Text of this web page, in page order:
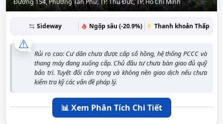
Sideway Ngộp sâu (-20.9%) Thanh khoản Thấp
⚠️
Rủi ro cao: Cư dân chưa được cấp sổ hồng, hệ thống PCCC và
thang máy đang xuống cấp. Chủ đầu tư chưa bàn giao đủ quỹ
bảo trì. Tuyệt đối cẩn trọng và không nên giao dịch nếu chưa
kiểm tra kỹ các vấn đề pháp lý.
📊 Xem Phân Tích Chi Tiết